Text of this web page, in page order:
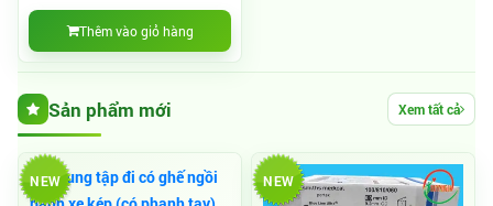
Thêm vào giỏ hàng
Sản phẩm mới Xem tất cả
NEW NEW